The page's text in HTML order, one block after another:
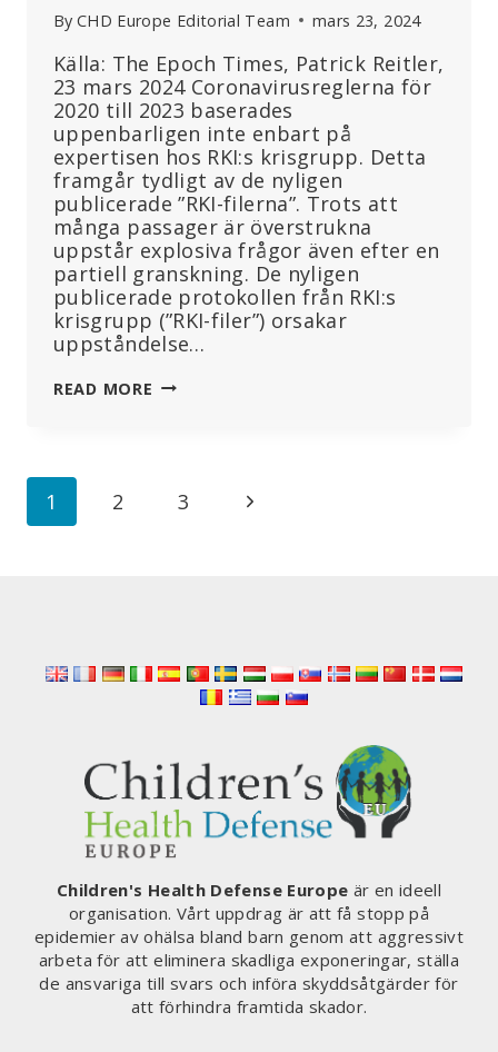
By CHD Europe Editorial Team mars 23, 2024
Källa: The Epoch Times, Patrick Reitler,
23 mars 2024 Coronavirusreglerna för
2020 till 2023 baserades
uppenbarligen inte enbart på
expertisen hos RKI:s krisgrupp. Detta
framgår tydligt av de nyligen
publicerade ”RKI-filerna”. Trots att
många passager är överstrukna
uppstår explosiva frågor även efter en
partiell granskning. De nyligen
publicerade protokollen från RKI:s
krisgrupp (”RKI-filer”) orsakar
uppståndelse…
READ MORE HAR
TROTS
AVSLÖJANDEN
Page
1 2 3
Next
Children's Health Defense Europe är en ideell
organisation. Vårt uppdrag är att få stopp på
epidemier av ohälsa bland barn genom att aggressivt
arbeta för att eliminera skadliga exponeringar, ställa
de ansvariga till svars och införa skyddsåtgärder för
att förhindra framtida skador.